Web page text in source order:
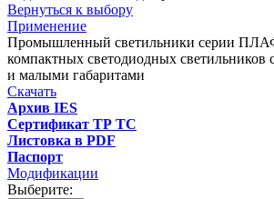
Вернуться к выбору
Применение
Промышленный светильники серии
компактных светодиодных
и малыми габаритами
Скачать
Архив IES
Сертификат ТР ТС
Листовка в PDF
Паспорт
Модификации
Выберите: